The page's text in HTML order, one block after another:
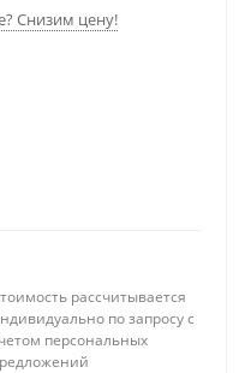
Снизим цену!
рассчитывается
по запросу с
персональных